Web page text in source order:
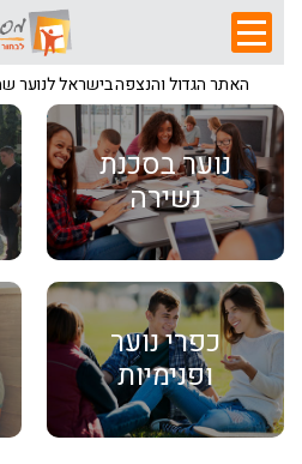
האתר הגדול והנצפה בישראל לנוער
נוער בסכנת
נשירה
כפרי נוער
ופנימיות